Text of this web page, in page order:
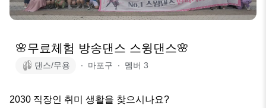
🌸무료체험 방송댄스 스윙댄스🌸
댄스/무용 ∙ 마포구 ∙ 멤버 3
2030 직장인 취미 생활을 찾으시나요?